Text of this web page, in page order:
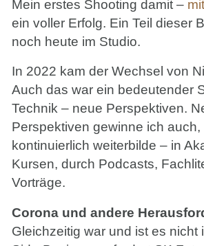
Mein erstes Shooting damit –
ein voller Erfolg. Ein Teil dieser
noch heute im Studio.
In 2022 kam der Wechsel von
Auch das war ein bedeutender
Technik – neue Perspektiven.
Perspektiven gewinne ich
kontinuierlich weiterbilde – in
Kursen, durch Podcasts,
Vorträge.
Corona und andere
Gleichzeitig war und ist es nicht